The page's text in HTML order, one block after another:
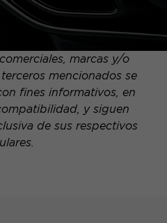
marcas y/o
mencionados se
fines informativos, en
y siguen
de sus respectivos